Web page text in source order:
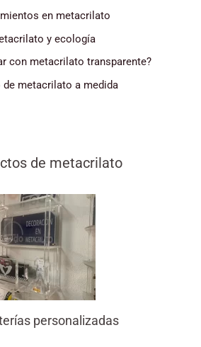
en metacrilato
y ecología
con metacrilato transparente?
de metacrilato a medida
de metacrilato
personalizadas